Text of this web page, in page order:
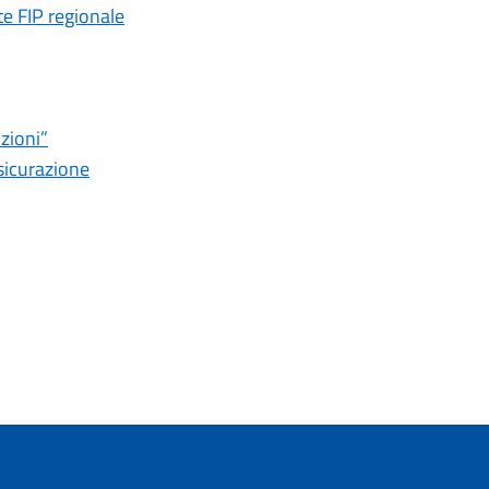
FIP regionale